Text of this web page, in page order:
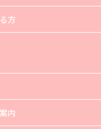
方
内